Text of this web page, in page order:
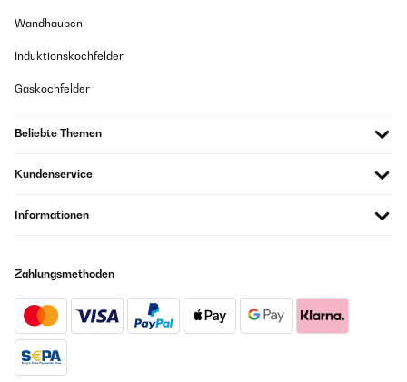
Wandhauben
Induktionskochfelder
Gaskochfelder
Beliebte Themen
Kundenservice
Informationen
Zahlungsmethoden